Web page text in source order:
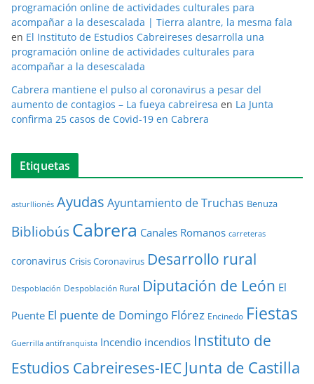
programación online de actividades culturales para
acompañar a la desescalada | Tierra alantre, la mesma fala
en El Instituto de Estudios Cabreireses desarrolla una
programación online de actividades culturales para
acompañar a la desescalada
Cabrera mantiene el pulso al coronavirus a pesar del
aumento de contagios – La fueya cabreiresa en La Junta
confirma 25 casos de Covid-19 en Cabrera
Etiquetas
asturllionés Ayudas Ayuntamiento de Truchas Benuza
BibliobúsCabrera Canales Romanos carreteras
coronavirus Crisis Coronavirus Desarrollo rural
Despoblación Despoblación Rural Diputación de León El
Puente El puente de Domingo Flórez Encinedo Fiestas
Guerrilla antifranquista Incendio incendios Instituto de
Estudios Cabreireses-IEC Junta de Castilla